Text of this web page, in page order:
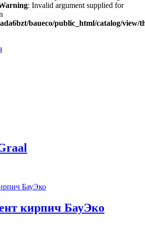
: Invalid argument supplied for
baueco/public_html/catalog/view/
кирпич БауЭко